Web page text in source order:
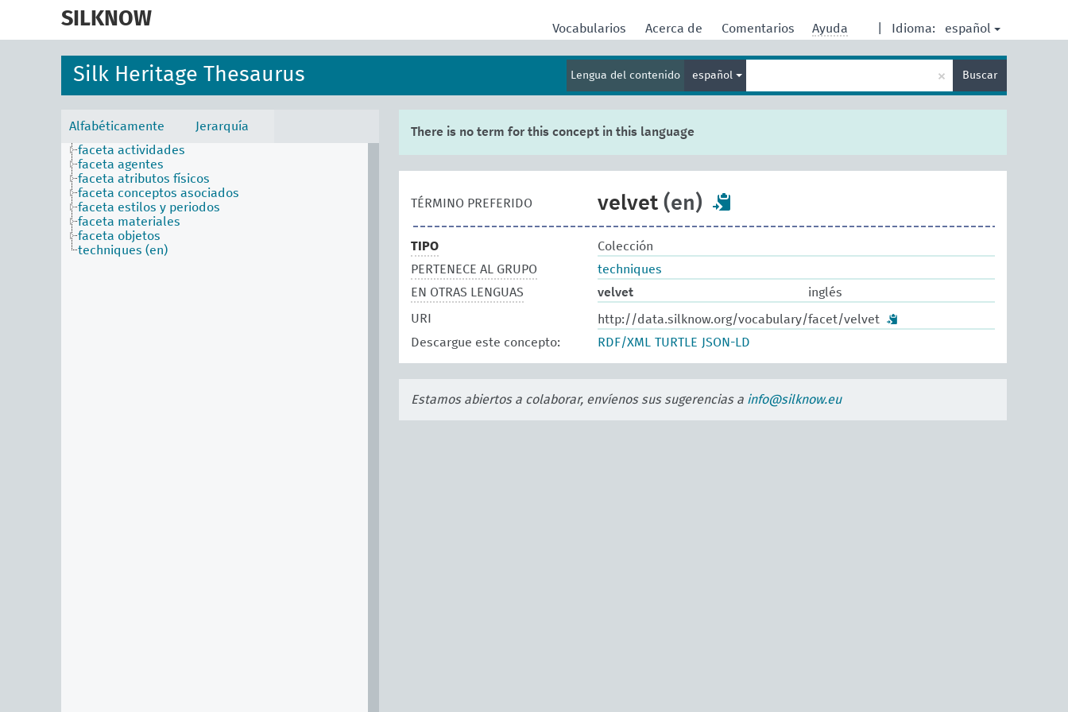
SILKNOW Idioma: español
Vocabularios Acerca de Comentarios Ayuda
Silk Heritage Thesaurus Lengua del contenido español
term
× Buscar
Alfabéticamente
Jerarquía
faceta actividades
faceta agentes
faceta atributos físicos
faceta conceptos asociados
faceta estilos y periodos
faceta materiales
faceta objetos
techniques (en)
There is no term for this concept in this language
TÉRMINO PREFERIDO velvet(en)
TIPO
Colección
PERTENECE AL GRUPO
techniques
EN OTRAS LENGUAS
velvet inglés
URI
http://data.silknow.org/vocabulary/facet/velvet
Descargue este concepto:
RDF/XML TURTLE JSON-LD
Estamos abiertos a colaborar, envíenos sus sugerencias a info@silknow.eu